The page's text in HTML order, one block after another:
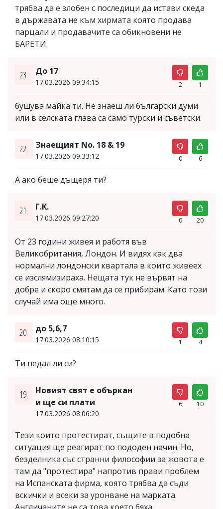
трябва да е злобен с последици да истави скеда
в държавата не към хирмата която продава
парцали и продавачите са обикновени не
БАРЕТИ.
23. До 17
17.03.2026 09:34:15 2 1
бушува майка ти. Не знаеш ли български думи
или в селската глава са само турски и съветски.
22. Знаещият No. 18 & 19
17.03.2026 09:33:12 0 6
А ако беше дъщеря ти?
21. Г.К.
17.03.2026 09:27:20 0 20
От 23 години живея и работя във
Великобритания, Лондон. И видях как два
нормални лондонски квартала в които живеех
се изслямизираха. Нещата тук не вървят на
добре и скоро смятам да се прибирам. Като този
случай има още много.
20. до 5,6,7
17.03.2026 08:10:15 1 4
Ти педал ли си?
19.
Новият свят е объркан
и ще си плати
17.03.2026 08:06:20
6 10
Тези които протестират, същите в подобна
ситуация ще реагират по пододен начин. Но,
безделника със странни философии за жовота е
там да "протестира" напротив прави проблем
на Испанската фирма, която трябва да съди
вскички и всеки за уронване на марката.
Англичаните не са това което бяха.